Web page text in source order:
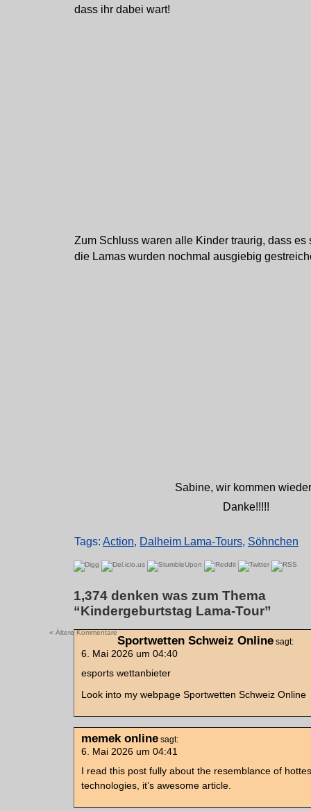
dass ihr dabei wart!
Zum Schluss waren alle Kinder traurig, dass es
die Lamas wurden nochmal ausgiebig
Sabine, wir kommen
Danke!!!!!
Tags: Action, Dalheim Lama-Tours, Söhnchen
1,374 denken was zum Thema
“Kindergeburtstag Lama-Tour”
« Ältere Kommentare
Sportwetten Schweiz Online sagt:
6. Mai 2026 um 04:40
esports wettanbieter
Look into my webpage Sportwetten Schweiz Online
memek online sagt:
6. Mai 2026 um 04:41
I read this post fully about the resemblance of
technologies, it’s awesome article.